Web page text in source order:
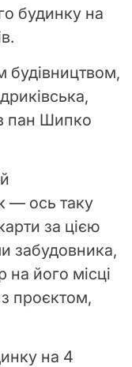
будинку на
будівництвом,
пан Шипко
— ось таку
за цією
забудовника,
на його місці
проєктом,
на 4